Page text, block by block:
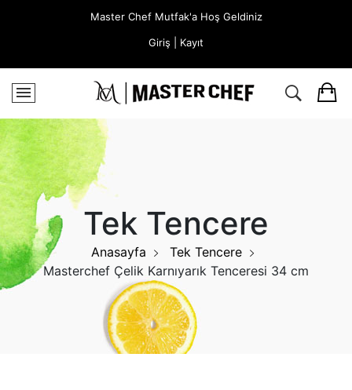
Master Chef Mutfak'a Hoş Geldiniz
Giriş | Kayıt
Tek Tencere
Anasayfa
Tek Tencere
Masterchef Çelik Karnıyarık Tenceresi 34 cm